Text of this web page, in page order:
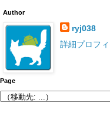
Author
ryj038
詳細プロフ
Page